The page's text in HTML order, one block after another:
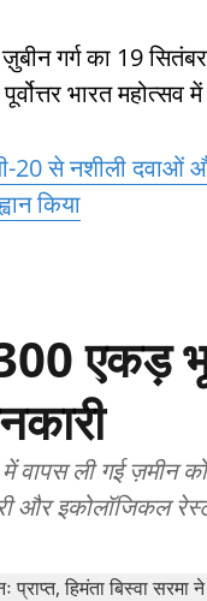
गर्ग का 19
भारत
20 से नशीली
किया
एकड़
वापस ली गई ज़मीन
और इकोलॉजिकल